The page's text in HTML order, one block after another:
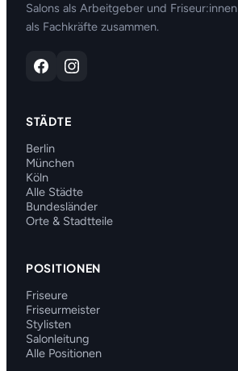
Salons als Arbeitgeber und Friseur:innen
als Fachkräfte zusammen.
STÄDTE
Berlin
München
Köln
Alle Städte
Bundesländer
Orte & Stadtteile
POSITIONEN
Friseure
Friseurmeister
Stylisten
Salonleitung
Alle Positionen